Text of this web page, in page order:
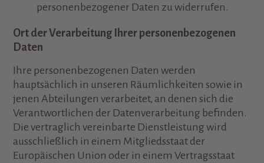
personenbezogener Daten zu widerrufen.
Ort der Verarbeitung Ihrer personenbezogenen
Daten
Ihre personenbezogenen Daten werden
hauptsächlich in unseren Räumlichkeiten sowie in
jenen Abteilungen verarbeitet, an denen sich die
Verantwortlichen der Datenverarbeitung befinden.
Die vertraglich vereinbarte Dienstleistung wird
ausschließlich in einem Mitgliedsstaat der
Europäischen Union oder in einem Vertragsstaat